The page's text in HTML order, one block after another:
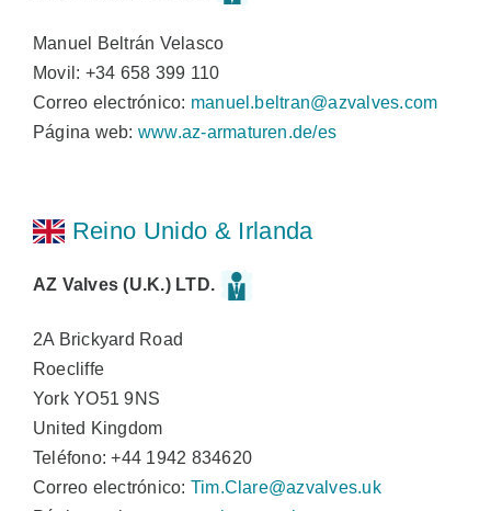
Manuel Beltrán Velasco
Movil: +34 658 399 110
Correo electrónico: manuel.beltran@azvalves.com
Página web: www.az-armaturen.de/es
Reino Unido & Irlanda
AZ Valves (U.K.) LTD.
2A Brickyard Road
Roecliffe
York YO51 9NS
United Kingdom
Teléfono: +44 1942 834620
Correo electrónico: Tim.Clare@azvalves.uk